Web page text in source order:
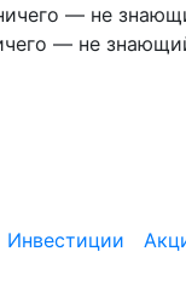
— не
— не
Инвестиции